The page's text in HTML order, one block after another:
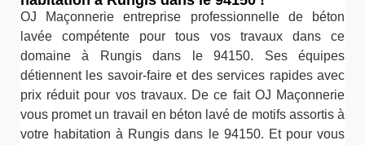
OJ Maçonnerie entreprise professionnelle de béton
lavée compétente pour tous vos travaux dans ce
domaine à Rungis dans le 94150. Ses équipes
détiennent les savoir-faire et des services rapides avec
prix réduit pour vos travaux. De ce fait OJ Maçonnerie
vous promet un travail en béton lavé de motifs assortis à
votre habitation à Rungis dans le 94150. Et pour vous